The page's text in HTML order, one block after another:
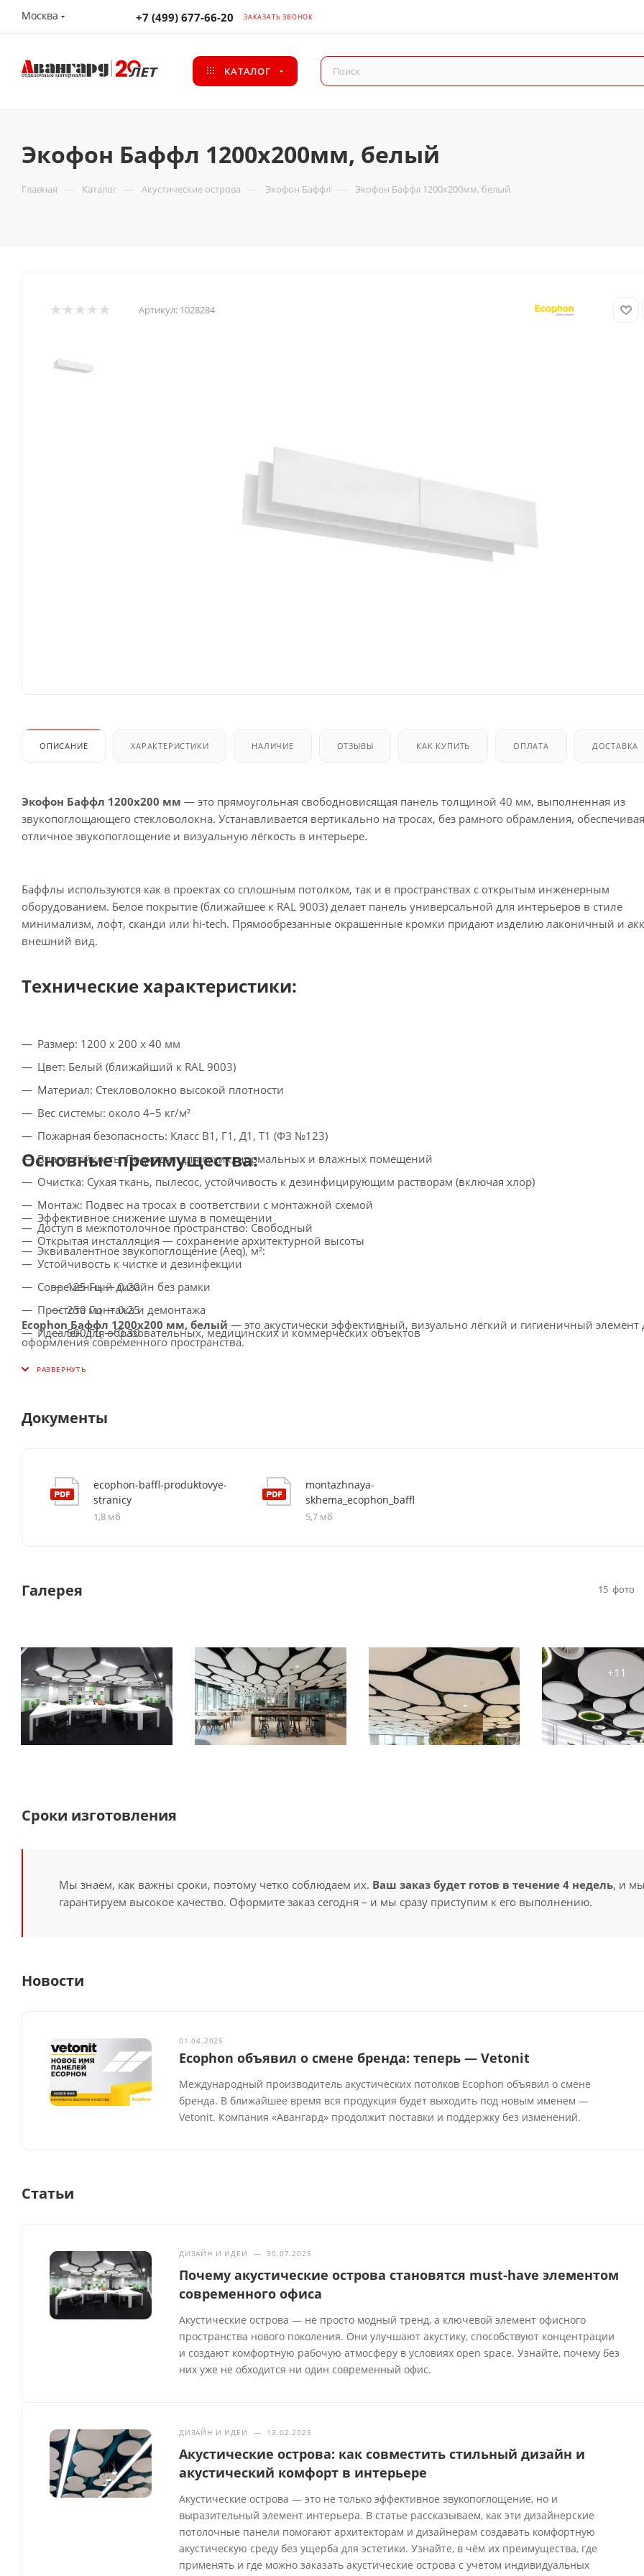
Москва +7 (499) 677-66-20 ЗАКАЗАТЬ ЗВОНОК
КАТАЛОГ
Экофон Баффл 1200х200мм, белый
Главная — Каталог — Акустические острова — Экофон Баффл — Экофон Баффл 1200х200мм, белый
Артикул: 1028284
ОПИСАНИЕ ХАРАКТЕРИСТИКИ НАЛИЧИЕ ОТЗЫВЫ КАК КУПИТЬ ОПЛАТА ДОСТАВКА
Экофон Баффл 1200x200 мм — это прямоугольная свободновисящая панель толщиной 40 мм, выполненная из
звукопоглощающего стекловолокна. Устанавливается вертикально на тросах, без рамного обрамления, обеспечивая
отличное звукопоглощение и визуальную лёгкость в интерьере.
Баффлы используются как в проектах со сплошным потолком, так и в пространствах с открытым инженерным
оборудованием. Белое покрытие (ближайшее к RAL 9003) делает панель универсальной для интерьеров в стиле
минимализм, лофт, сканди или hi-tech. Прямообрезанные окрашенные кромки придают изделию лаконичный и
внешний вид.
Технические характеристики:
Размер: 1200 x 200 x 40 мм
Цвет: Белый (ближайший к RAL 9003)
Материал: Стекловолокно высокой плотности
Вес системы: около 4–5 кг/м²
Пожарная безопасность: Класс В1, Г1, Д1, Т1 (ФЗ №123)
Влагостойкость: Подходит для сухих, нормальных и влажных помещений
Очистка: Сухая ткань, пылесос, устойчивость к дезинфицирующим растворам (включая хлор)
Монтаж: Подвес на тросах в соответствии с монтажной схемой
Доступ в межпотолочное пространство: Свободный
Эквивалентное звукопоглощение (Aeq), м²:
125 Гц — 0.20
250 Гц — 0.25
500 Гц — 0.30
Основные преимущества:
Эффективное снижение шума в помещении
Открытая инсталляция — сохранение архитектурной высоты
Устойчивость к чистке и дезинфекции
Современный дизайн без рамки
Простота монтажа и демонтажа
Идеален для образовательных, медицинских и коммерческих объектов
Ecophon Баффл 1200x200 мм, белый — это акустически эффективный, визуально лёгкий и гигиеничный элемент
оформления современного пространства.
Документы
ecophon-baffl-produktovye-
stranicy
1,8 мб
montazhnaya-
skhema_ecophon_baffl
5,7 мб
Галерея 15 фото
Сроки изготовления
Мы знаем, как важны сроки, поэтому четко соблюдаем их. Ваш заказ будет готов в течение 4 недель, и
гарантируем высокое качество. Оформите заказ сегодня – и мы сразу приступим к его выполнению.
Новости
01.04.2025
Ecophon объявил о смене бренда: теперь — Vetonit
Международный производитель акустических потолков Ecophon объявил о смене
бренда. В ближайшее время вся продукция будет выходить под новым именем —
Vetonit. Компания «Авангард» продолжит поставки и поддержку без изменений.
Статьи
ДИЗАЙН И ИДЕИ — 30.07.2025
Почему акустические острова становятся must-have элементом
современного офиса
Акустические острова — не просто модный тренд, а ключевой элемент офисного
пространства нового поколения. Они улучшают акустику, способствуют концентрации
и создают комфортную рабочую атмосферу в условиях open space. Узнайте, почему без
них уже не обходится ни один современный офис.
ДИЗАЙН И ИДЕИ — 13.02.2025
Акустические острова: как совместить стильный дизайн и
акустический комфорт в интерьере
Акустические острова — это не только эффективное звукопоглощение, но и
выразительный элемент интерьера. В статье рассказываем, как эти дизайнерские
потолочные панели помогают архитекторам и дизайнерам создавать комфортную
акустическую среду без ущерба для эстетики. Узнайте, в чём их преимущества, где
применять и где можно заказать акустические острова с учётом индивидуальных